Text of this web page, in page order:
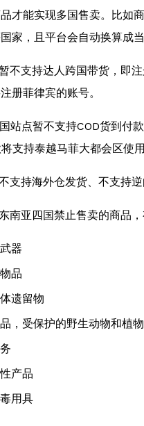
才能实现多国售卖。比如
家，且平台会自动换算成
不支持达人跨国带货，即
册菲律宾的账号。
站点暂不支持COD货到付
支持泰越马菲大都会区使用
支持海外仓发货、不支持
南亚四国禁止售卖的商品，
器
品
遗留物
，受保护的野生动物和植物
产品
用具